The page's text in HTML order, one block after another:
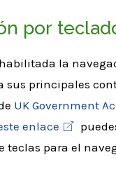
por
la
sus principales
UK Government
enlace
teclas para el